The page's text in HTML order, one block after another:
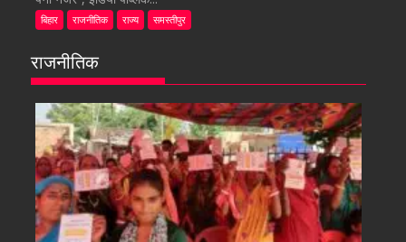
बिहार राजनीतिक राज्य समस्तीपुर
राजनीतिक